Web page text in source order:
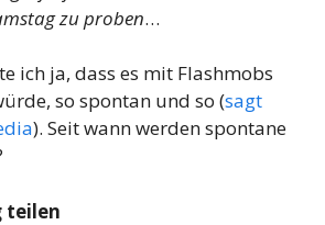
zu proben…
ich ja, dass es mit Flashmobs
so spontan und so (sagt
). Seit wann werden spontane
teilen